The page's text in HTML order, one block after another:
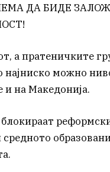
ДА БИДЕ
а пратеничките
најниско можно
и на Македонија.